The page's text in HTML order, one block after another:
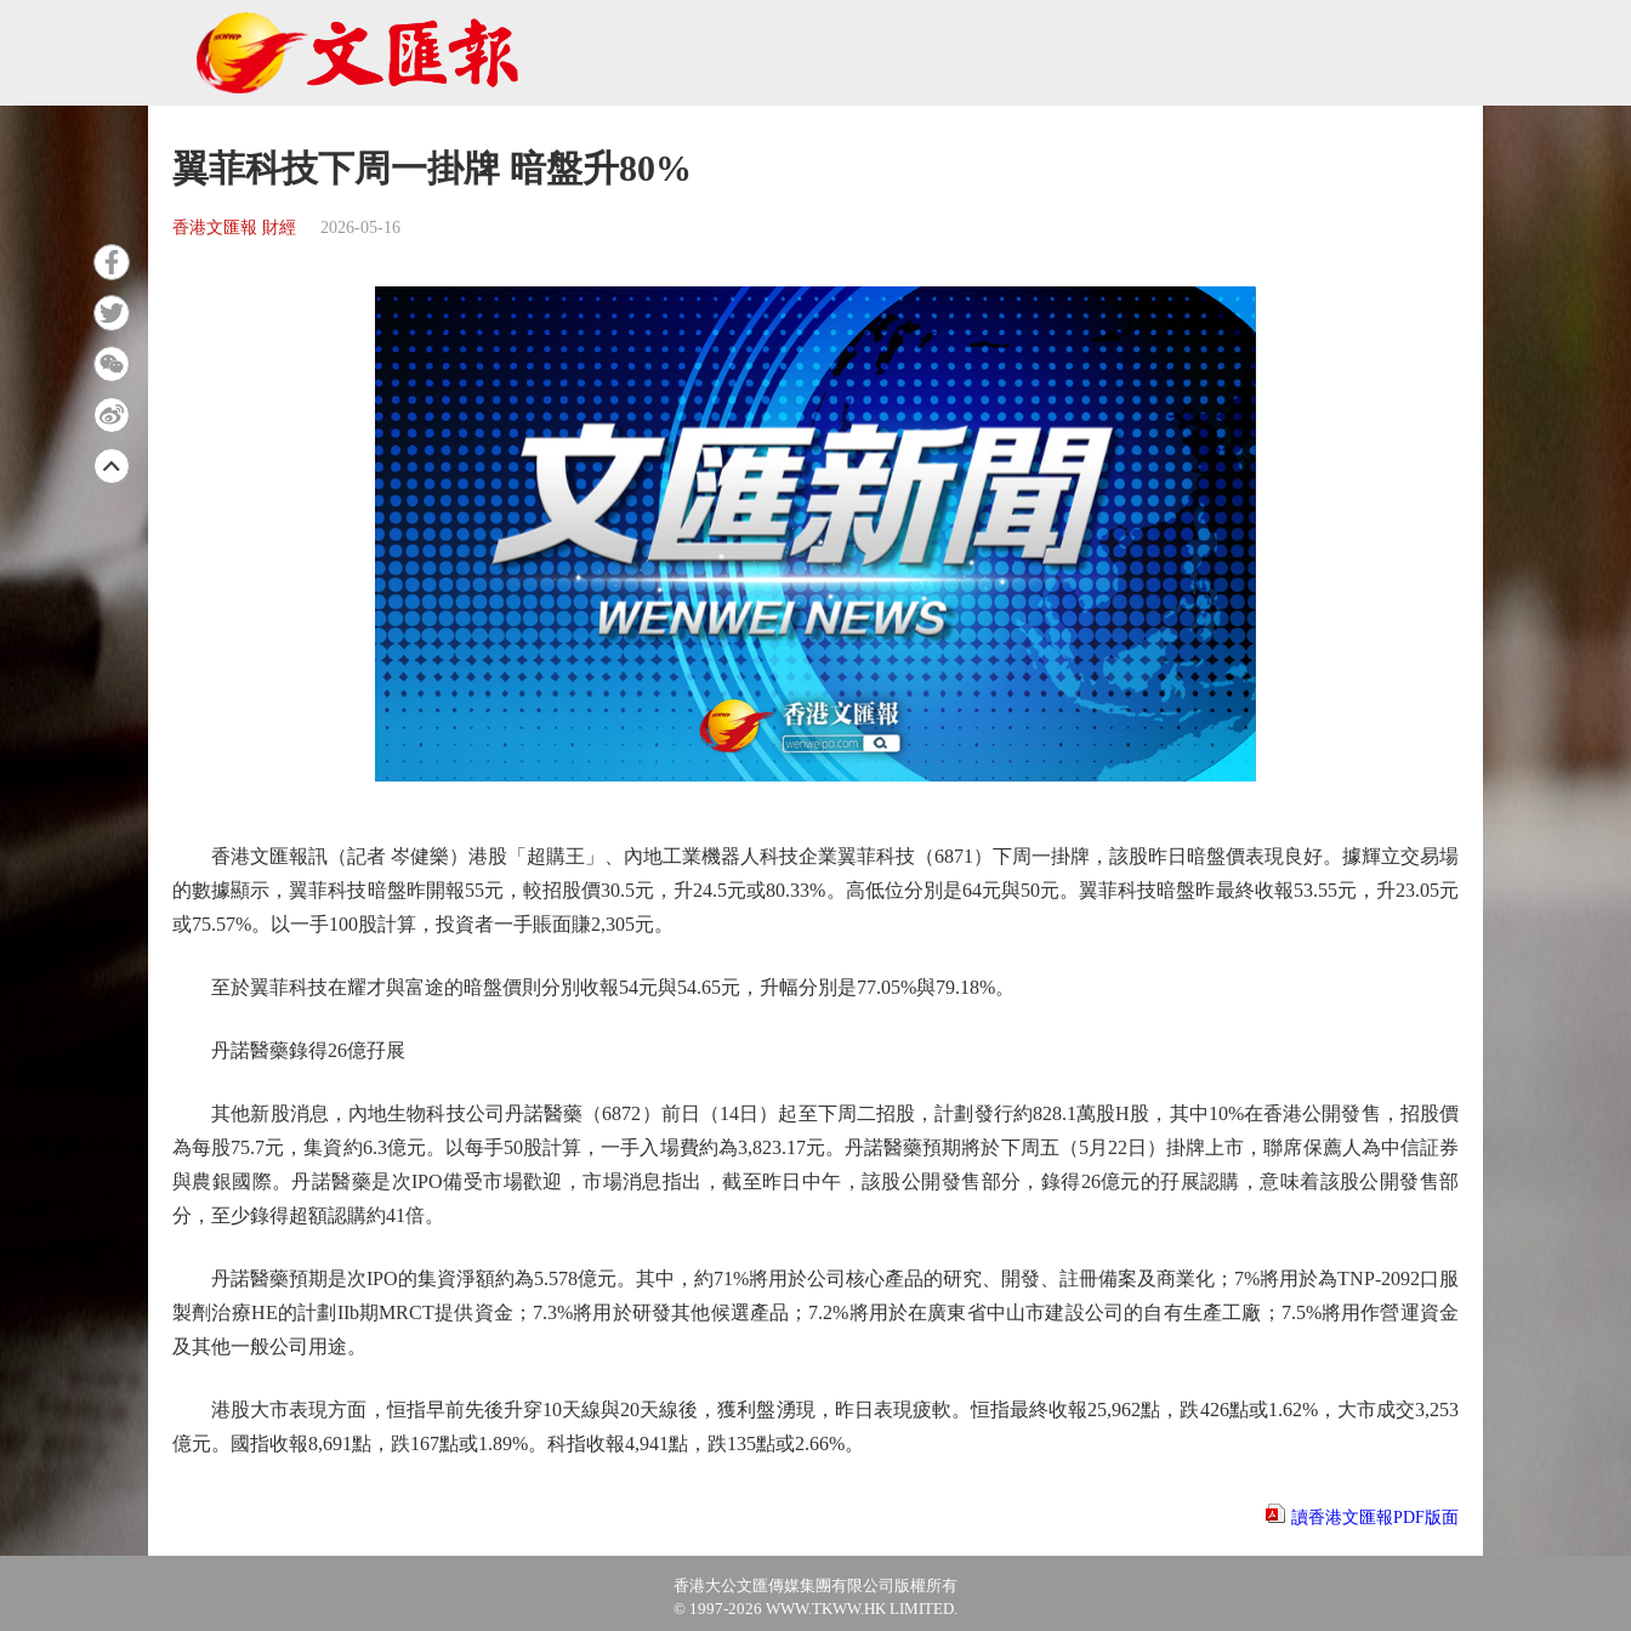
翼菲科技下周一掛牌 暗盤升80%
香港文匯報 財經 2026-05-16
香港文匯報訊（記者 岑健樂）港股「超購王」、內地工業機器人科技企業翼菲科技（6871）下周一掛牌，該股昨日暗盤價表現良好。據輝立交易場
的數據顯示，翼菲科技暗盤昨開報55元，較招股價30.5元，升24.5元或80.33%。高低位分別是64元與50元。翼菲科技暗盤昨最終收報53.55元，升23.05元
或75.57%。以一手100股計算，投資者一手賬面賺2,305元。
至於翼菲科技在耀才與富途的暗盤價則分別收報54元與54.65元，升幅分別是77.05%與79.18%。
丹諾醫藥錄得26億孖展
其他新股消息，內地生物科技公司丹諾醫藥（6872）前日（14日）起至下周二招股，計劃發行約828.1萬股H股，其中10%在香港公開發售，招股價
為每股75.7元，集資約6.3億元。以每手50股計算，一手入場費約為3,823.17元。丹諾醫藥預期將於下周五（5月22日）掛牌上市，聯席保薦人為中信証券
與農銀國際。丹諾醫藥是次IPO備受市場歡迎，市場消息指出，截至昨日中午，該股公開發售部分，錄得26億元的孖展認購，意味着該股公開發售部
分，至少錄得超額認購約41倍。
丹諾醫藥預期是次IPO的集資淨額約為5.578億元。其中，約71%將用於公司核心產品的研究、開發、註冊備案及商業化；7%將用於為TNP-2092口服
製劑治療HE的計劃IIb期MRCT提供資金；7.3%將用於研發其他候選產品；7.2%將用於在廣東省中山市建設公司的自有生產工廠；7.5%將用作營運資金
及其他一般公司用途。
港股大市表現方面，恒指早前先後升穿10天線與20天線後，獲利盤湧現，昨日表現疲軟。恒指最終收報25,962點，跌426點或1.62%，大市成交3,253
億元。國指收報8,691點，跌167點或1.89%。科指收報4,941點，跌135點或2.66%。
讀香港文匯報PDF版面
香港大公文匯傳媒集團有限公司版權所有
© 1997-2026 WWW.TKWW.HK LIMITED.